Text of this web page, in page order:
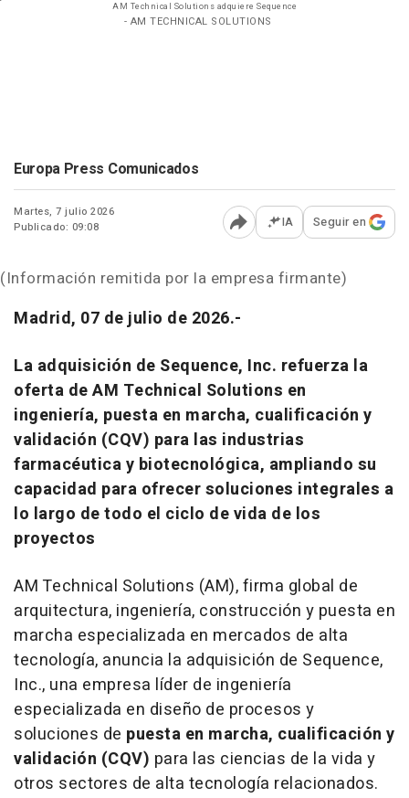
AM Technical Solutions adquiere Sequence
- AM TECHNICAL SOLUTIONS
Europa Press Comunicados
Martes, 7 julio 2026
Publicado: 09:08
Abrir opciones para
IA Seguir en
(Información remitida por la empresa firmante)
Madrid, 07 de julio de 2026.-
La adquisición de Sequence, Inc. refuerza la
oferta de AM Technical Solutions en
ingeniería, puesta en marcha, cualificación y
validación (CQV) para las industrias
farmacéutica y biotecnológica, ampliando su
capacidad para ofrecer soluciones integrales a
lo largo de todo el ciclo de vida de los
proyectos
AM Technical Solutions (AM), firma global de
arquitectura, ingeniería, construcción y puesta en
marcha especializada en mercados de alta
tecnología, anuncia la adquisición de Sequence,
Inc., una empresa líder de ingeniería
especializada en diseño de procesos y
soluciones de puesta en marcha, cualificación y
validación (CQV) para las ciencias de la vida y
otros sectores de alta tecnología relacionados.